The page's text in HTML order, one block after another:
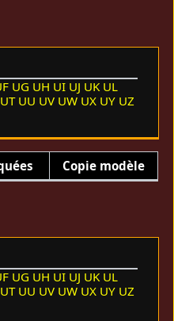
UG UH UI UJ UK UL
UT UU UV UW UX UY UZ
Copie modèle
UG UH UI UJ UK UL
UT UU UV UW UX UY UZ